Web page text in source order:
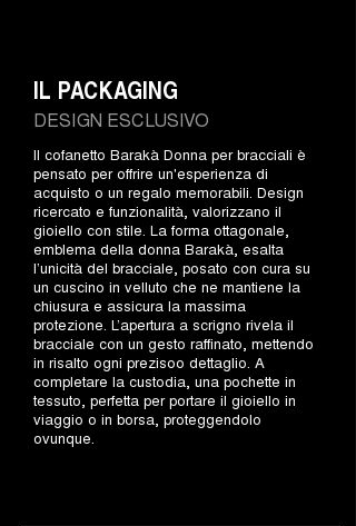
DESIGN ESCLUSIVO
IL PACKAGING
Il cofanetto Barakà Donna per bracciali è
pensato per offrire un'esperienza di
acquisto o un regalo memorabili. Design
ricercato e funzionalità, valorizzano il
gioiello con stile. La forma ottagonale,
emblema della donna Barakà, esalta
l’unicità del bracciale, posato con cura su
un cuscino in velluto che ne mantiene la
chiusura e assicura la massima
protezione. L’apertura a scrigno rivela il
bracciale con un gesto raffinato, mettendo
in risalto ogni prezisoo dettaglio. A
completare la custodia, una pochette in
tessuto, perfetta per portare il gioiello in
viaggio o in borsa, proteggendolo
ovunque.